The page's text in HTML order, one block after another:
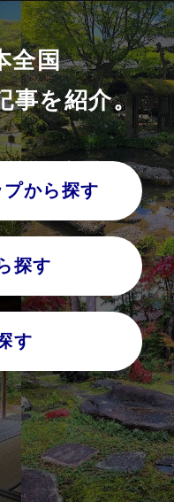
全国
事を紹介。
から探す
探す
す